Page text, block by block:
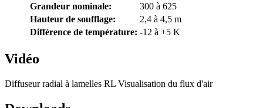
Grandeur nominale:
300 à 625
Hauteur de soufflage:
2,4 à 4,5 m
Différence de température: -12 à +5 K
Vidéo
Diffuseur radial à lamelles RL Visualisation du flux d'air